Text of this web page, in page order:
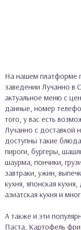
На нашем платформе
заведении Лучанно в
актуальное меню с
данные, номер
того, у вас есть
Лучанно с доставкой
доступны такие
пироги, бургеры,
шаурма, пончики,
завтраки, ужин,
кухня, японская
азиатская кухня и
А также и эти
Паста, Картофель